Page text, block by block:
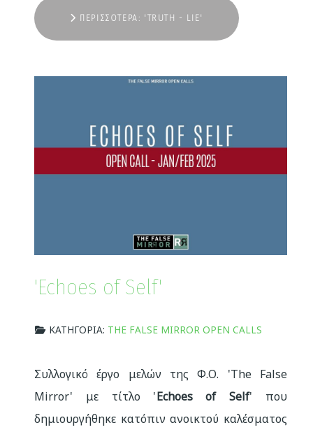
ΠΕΡΙΣΣΌΤΕΡΑ: 'TRUTH - LIE'
'Echoes of Self'
ΚΑΤΗΓΟΡΊΑ: THE FALSE MIRROR OPEN CALLS
Συλλογικό έργο μελών της Φ.Ο. 'The False
Mirror' με τίτλο 'Echoes of Self' που
δημιουργήθηκε κατόπιν ανοικτού καλέσματος